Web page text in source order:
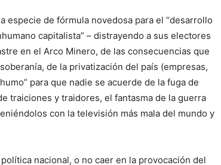
especie de fórmula novedosa para el “desarrollo
capitalista” – distrayendo a sus electores
en el Arco Minero, de las consecuencias que
de la privatización del país (empresas,
para que nadie se acuerde de la fuga de
traiciones y traidores, el fantasma de la guerra
con la televisión más mala del mundo y
nacional, o no caer en la provocación del